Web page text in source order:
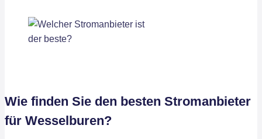
Wie finden Sie den besten Stromanbieter
für Wesselburen?